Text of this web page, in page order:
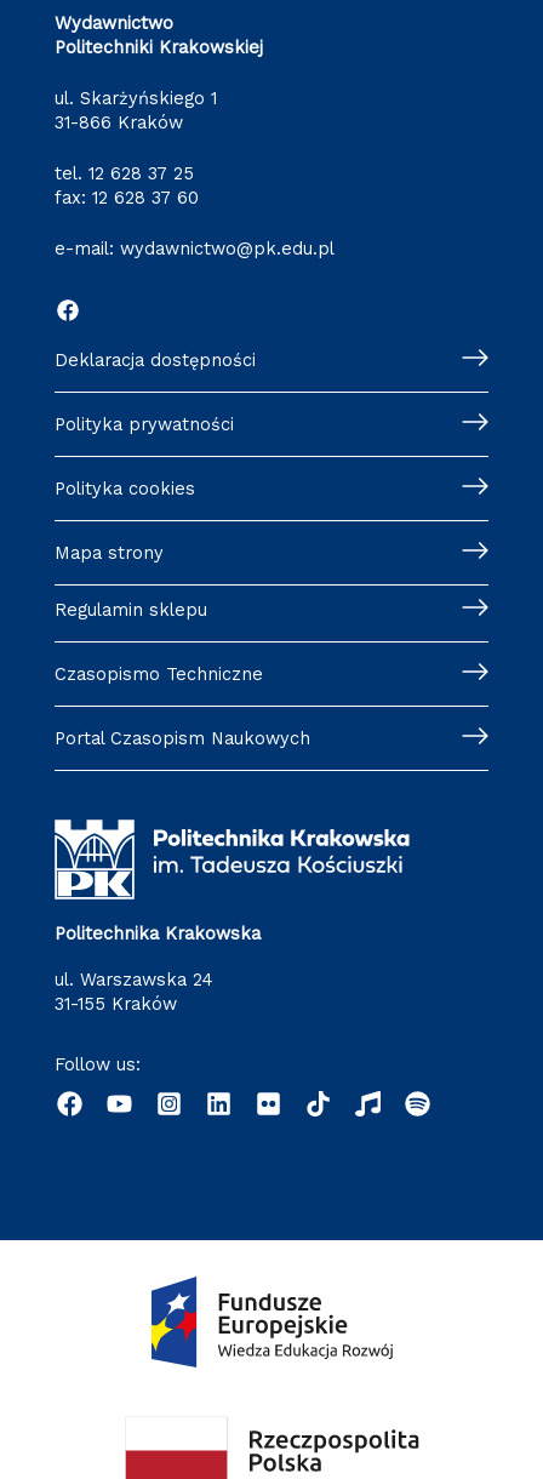
Wydawnictwo
Politechniki Krakowskiej
ul. Skarżyńskiego 1
31-866 Kraków
tel. 12 628 37 25
fax: 12 628 37 60
e-mail: wydawnictwo@pk.edu.pl
Deklaracja dostępności
Polityka prywatności
Polityka cookies
Mapa strony
Regulamin sklepu
Czasopismo Techniczne
Portal Czasopism Naukowych
Politechnika Krakowska
ul. Warszawska 24
31-155 Kraków
Follow us: